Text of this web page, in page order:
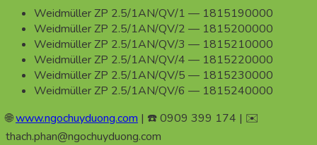
Weidmüller ZP 2.5/1AN/QV/1 — 1815190000
Weidmüller ZP 2.5/1AN/QV/2 — 1815200000
Weidmüller ZP 2.5/1AN/QV/3 — 1815210000
Weidmüller ZP 2.5/1AN/QV/4 — 1815220000
Weidmüller ZP 2.5/1AN/QV/5 — 1815230000
Weidmüller ZP 2.5/1AN/QV/6 — 1815240000
🌐www.ngochuyduong.com | ☎️ 0909 399 174 | ✉️
thach.phan@ngochuyduong.com